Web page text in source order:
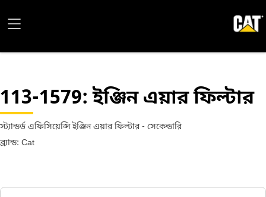
113-1579: ইঞ্জিন এয়ার ফিল্টার
স্ট‍্যান্ডর্ড এফিসিয়েন্সি ইঞ্জিন এয়ার ফিল্টার - সেকেন্ডারি
ব্র্যান্ড: Cat